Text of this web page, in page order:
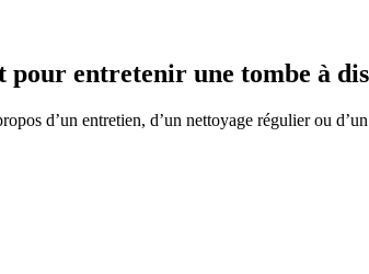
pour entretenir une tombe à
d’un entretien, d’un nettoyage régulier ou